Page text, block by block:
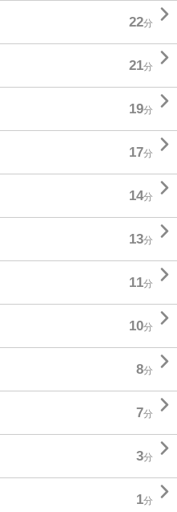
22分 
21分 
19分 
17分 
14分 
13分 
11分 
10分 
8分 
7分 
3分 
1分 